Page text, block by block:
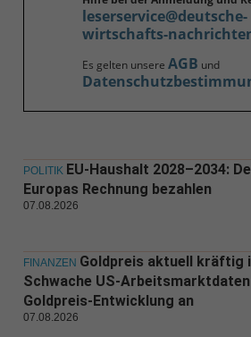
leserservice@deutsche-
wirtschafts-
Es gelten unsere AGB und
POLITIK EU-Haushalt 2028–2034:
Europas Rechnung bezahlen
07.08.2026
FINANZEN Goldpreis aktuell kräftig
Schwache US-
Goldpreis-Entwicklung an
07.08.2026